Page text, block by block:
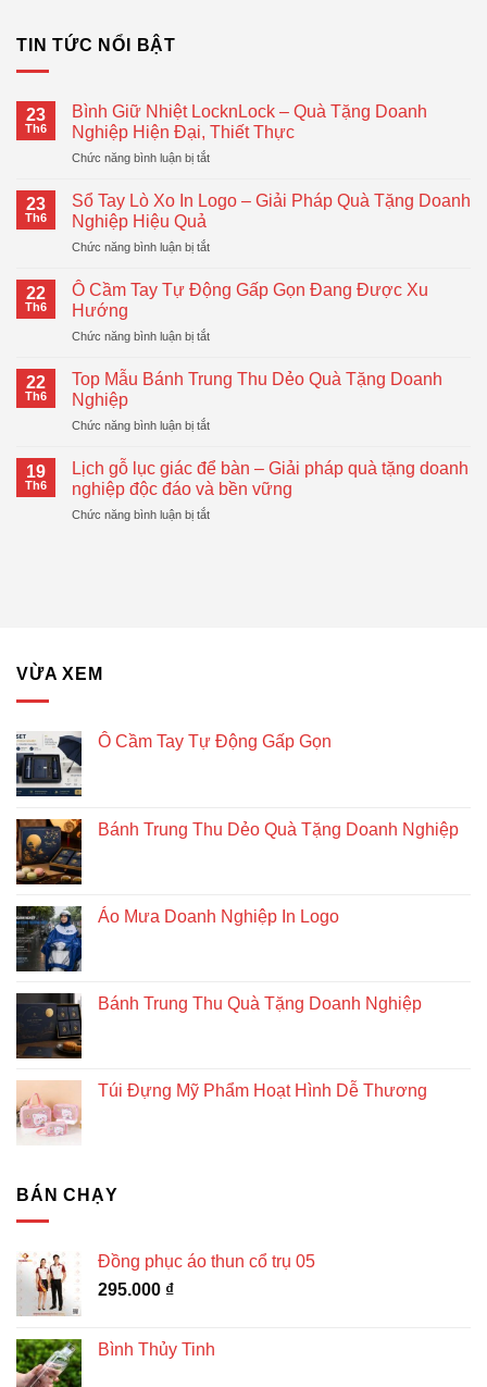
TIN TỨC NỔI BẬT
23
Th6
Bình Giữ Nhiệt LocknLock – Quà Tặng Doanh
Nghiệp Hiện Đại, Thiết Thực
Chức năng bình luận bị tắtở
Nhiệt
–
Tặng
Hiện
Thiết
23
Th6
Sổ Tay Lò Xo In Logo – Giải Pháp Quà Tặng Doanh
Nghiệp Hiệu Quả
Chức năng bình luận bị tắtở
Tay
In
–
Quà
Doanh
Nghiệp
Quả
22
Th6
Ô Cầm Tay Tự Động Gấp Gọn Đang Được Xu
Hướng
Chức năng bình luận bị tắtở
Tay
Động
Gọn
Đang
Xu
22
Th6
Top Mẫu Bánh Trung Thu Dẻo Quà Tặng Doanh
Nghiệp
Chức năng bình luận bị tắtở
Mẫu
Bánh
Trung
Thu
19
Th6
Lịch gỗ lục giác để bàn – Giải pháp quà tặng doanh
nghiệp độc đáo và bền vững
Chức năng bình luận bị tắtở
doanh
nghiệp
bền
VỪA XEM
Ô Cầm Tay Tự Động Gấp Gọn
Bánh Trung Thu Dẻo Quà Tặng Doanh Nghiệp
Áo Mưa Doanh Nghiệp In Logo
Bánh Trung Thu Quà Tặng Doanh Nghiệp
Túi Đựng Mỹ Phẩm Hoạt Hình Dễ Thương
BÁN CHẠY
Đồng phục áo thun cổ trụ 05
295.000 ₫
Bình Thủy Tinh